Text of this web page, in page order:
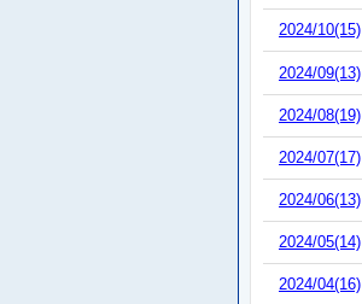
2024/10(15)
2024/09(13)
2024/08(19)
2024/07(17)
2024/06(13)
2024/05(14)
2024/04(16)